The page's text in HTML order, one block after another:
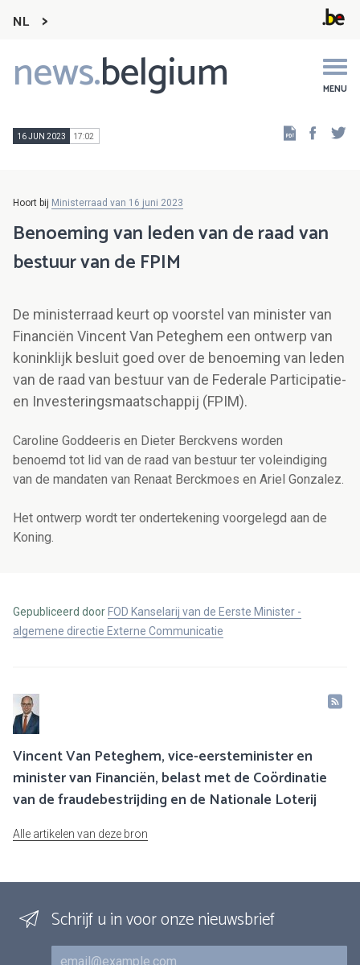
NL
news.belgium MENU
Main
navigation
16 JUN 2023 17:02
Hoort bij Ministerraad van 16 juni 2023
Benoeming van leden van de raad van
bestuur van de FPIM
De ministerraad keurt op voorstel van minister van
Financiën Vincent Van Peteghem een ontwerp van
koninklijk besluit goed over de benoeming van leden
van de raad van bestuur van de Federale Participatie-
en Investeringsmaatschappij (FPIM).
Caroline Goddeeris en Dieter Berckvens worden
benoemd tot lid van de raad van bestuur ter voleindiging
van de mandaten van Renaat Berckmoes en Ariel Gonzalez.
Het ontwerp wordt ter ondertekening voorgelegd aan de
Koning.
Gepubliceerd door FOD Kanselarij van de Eerste Minister -
algemene directie Externe Communicatie
Vincent Van Peteghem, vice-eersteminister en
minister van Financiën, belast met de Coördinatie
van de fraudebestrijding en de Nationale Loterij
Alle artikelen van deze bron
Schrijf u in voor onze nieuwsbrief
E-mail